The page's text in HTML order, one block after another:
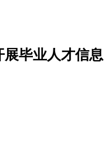
毕业人才信息